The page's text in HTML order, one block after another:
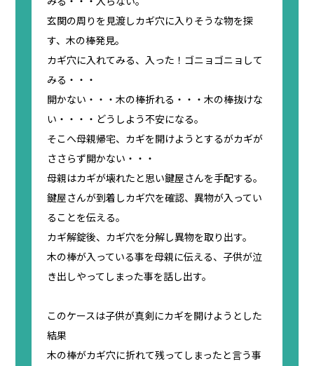
玄関の周りを見渡しカギ穴に入りそうな物を探
す、木の棒発見。
カギ穴に入れてみる、入った！ゴニョゴニョして
みる・・・
開かない・・・木の棒折れる・・・木の棒抜けな
い・・・・どうしよう不安になる。
そこへ母親帰宅、カギを開けようとするがカギが
ささらず開かない・・・
母親はカギが壊れたと思い鍵屋さんを手配する。
鍵屋さんが到着しカギ穴を確認、異物が入ってい
ることを伝える。
カギ解錠後、カギ穴を分解し異物を取り出す。
木の棒が入っている事を母親に伝える、子供が泣
き出しやってしまった事を話し出す。
このケースは子供が真剣にカギを開けようとした
結果
木の棒がカギ穴に折れて残ってしまったと言う事